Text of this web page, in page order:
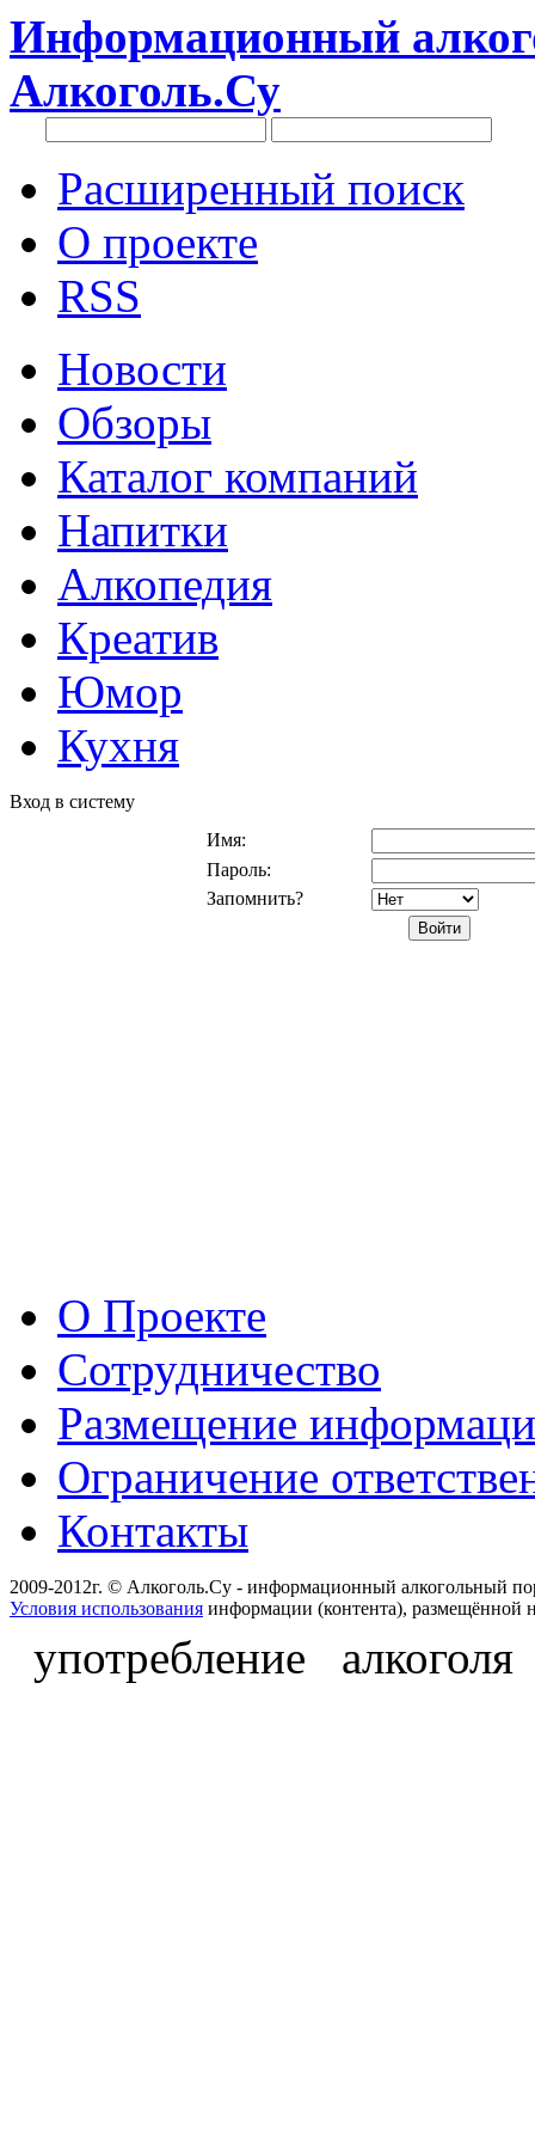
Информационный
Алкоголь.Су
Расширенный поиск
О проекте
RSS
Новости
Обзоры
Каталог компаний
Напитки
Алкопедия
Креатив
Юмор
Кухня
Вход в систему
Имя:
Пароль:
Запомнить?
О Проекте
Сотрудничество
Размещение
Ограничение
Контакты
2009-2012г. © Алкоголь.Су - информационный алкогольный
Условия использования информации (контента), размещённой
употребление